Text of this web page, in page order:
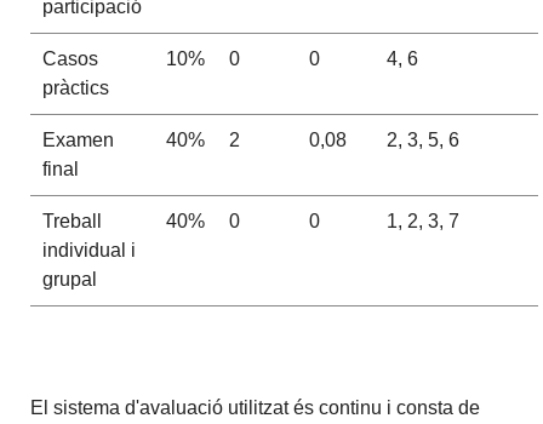
participació
Casos
pràctics
10% 0 0 4, 6
Examen
final
40% 2 0,08 2, 3, 5, 6
Treball
individual i
grupal
40% 0 0 1, 2, 3, 7
El sistema d'avaluació utilitzat és continu i consta de